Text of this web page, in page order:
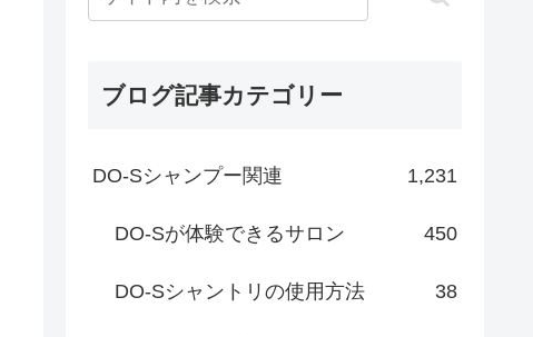
ブログ記事カテゴリー
DO-Sシャンプー関連 1,231
DO-Sが体験できるサロン 450
DO-Sシャントリの使用方法 38